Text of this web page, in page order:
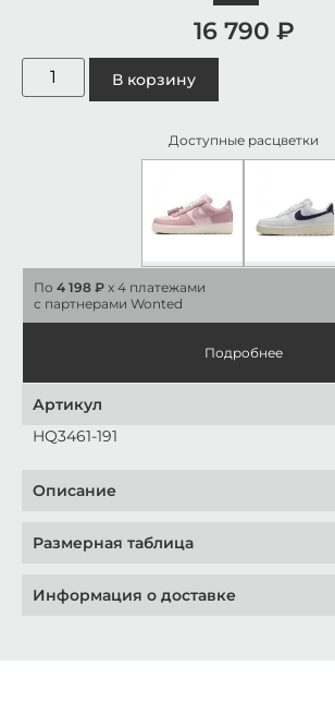
16 790 ₽
В корзину
Доступные расцветки
По 4 198 ₽ x 4 платежами
с партнерами Wonted
Подробнее
Артикул
HQ3461-191
Описание
Размерная таблица
Информация о доставке